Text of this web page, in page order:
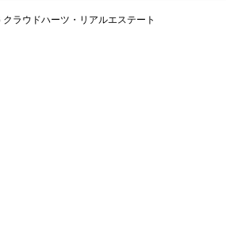
ラウドハーツ・リアルエステート